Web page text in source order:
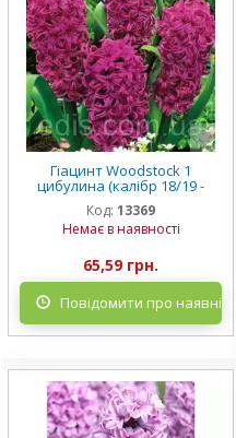
Гіацинт Woodstock 1
цибулина (калібр 18/19 -
дуже великий)
Код: 13369
Немає в наявності
65,59 грн.
Повідомити про наявність